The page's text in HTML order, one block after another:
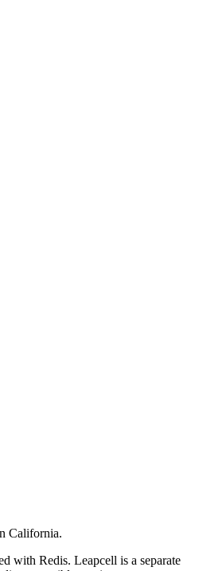
California.
with Redis. Leapcell is a separate